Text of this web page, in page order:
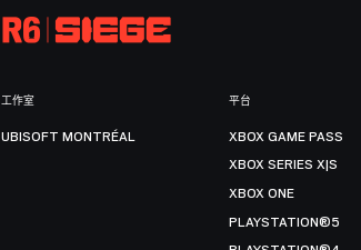
工作室
UBISOFT MONTRÉAL
平台
XBOX GAME PASS
XBOX SERIES X|S
XBOX ONE
PLAYSTATION®5